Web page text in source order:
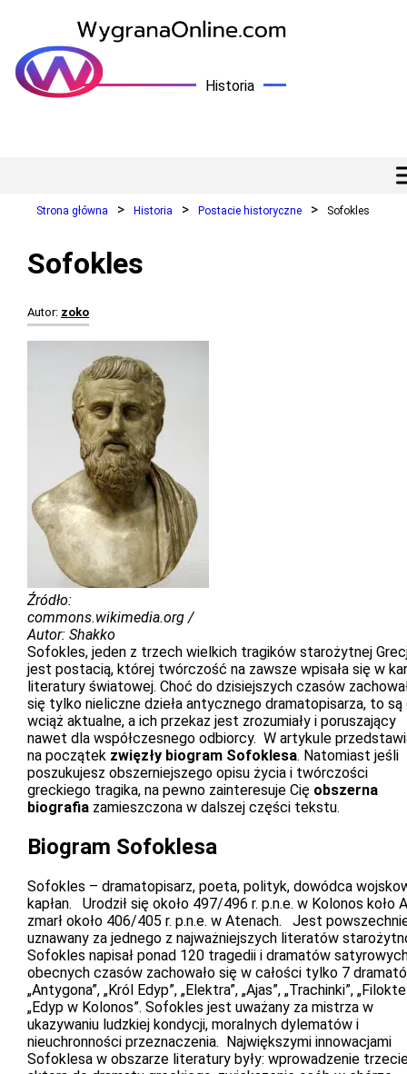
Historia
Strona główna Historia Postacie historyczne Sofokles
Sofokles
Autor: zoko
Źródło:
commons.wikimedia.org /
Autor: Shakko
Sofokles, jeden z trzech wielkich tragików starożytnej
jest postacią, której twórczość na zawsze wpisała się w
literatury światowej. Choć do dzisiejszych czasów
się tylko nieliczne dzieła antycznego dramatopisarza, to są
wciąż aktualne, a ich przekaz jest zrozumiały i poruszający
nawet dla współczesnego odbiorcy. W artykule
na początek zwięzły biogram Sofoklesa. Natomiast jeśli
poszukujesz obszerniejszego opisu życia i twórczości
greckiego tragika, na pewno zainteresuje Cię obszerna
biografia zamieszczona w dalszej części tekstu.
Biogram Sofoklesa
Sofokles – dramatopisarz, poeta, polityk, dowódca
kapłan. Urodził się około 497/496 r. p.n.e. w Kolonos koło
zmarł około 406/405 r. p.n.e. w Atenach. Jest
uznawany za jednego z najważniejszych literatów
Sofokles napisał ponad 120 tragedii i dramatów
obecnych czasów zachowało się w całości tylko 7
„Antygona”, „Król Edyp”, „Elektra”, „Ajas”, „Trachinki”,
„Edyp w Kolonos”. Sofokles jest uważany za mistrza w
ukazywaniu ludzkiej kondycji, moralnych dylematów i
nieuchronności przeznaczenia. Największymi innowacjami
Sofoklesa w obszarze literatury były: wprowadzenie